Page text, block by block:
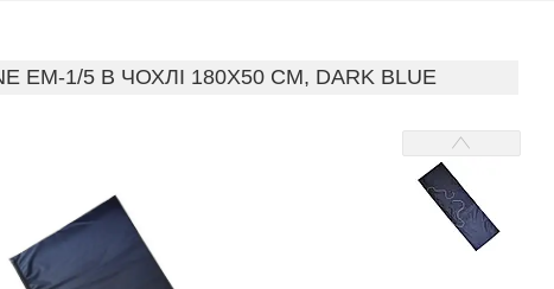
ЕМ-1/5 В ЧОХЛІ 180Х50 СМ, DARK BLUE